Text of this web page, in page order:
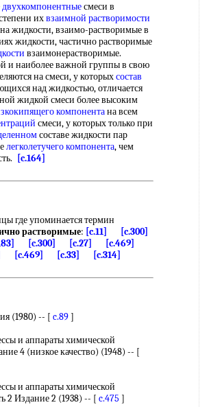
двухкомпонентныесмеси в
ихвзаимной растворимости
жидкости, взаимо-растворимые в
жидкости, частично растворимые
взаимонерастворимые.
и наиболее важной группы в свою
на смеси, у которыхсостав
над жидкостью, отличается
жидкой смеси более высоким
компонентана всем
смеси, у которых только при
составе жидкости пар
легколетучего компонента, чем
[c.164]
где упоминается термин
растворимые: [c.11]
[c.300]
[c.300] [c.27]
[c.469]
[c.469] [c.33]
[c.314]
(1980) -- [ c.89]
и аппараты химической
4 (низкое качество) (1948) -- [
и аппараты химической
2 Издание 2 (1938) -- [ c.475 ]